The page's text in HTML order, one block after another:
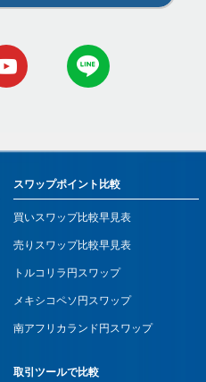
スワップポイント比較
買いスワップ比較早見表
売りスワップ比較早見表
トルコリラ円スワップ
メキシコペソ円スワップ
南アフリカランド円スワップ
取引ツールで比較